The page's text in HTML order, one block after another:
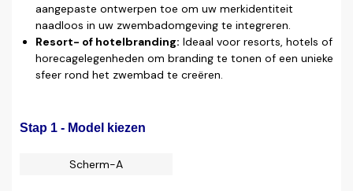
aangepaste ontwerpen toe om uw merkidentiteit
naadloos in uw zwembadomgeving te integreren.
Resort- of hotelbranding: Ideaal voor resorts, hotels of
horecagelegenheden om branding te tonen of een unieke
sfeer rond het zwembad te creëren.
Stap 1 - Model kiezen
Scherm-A